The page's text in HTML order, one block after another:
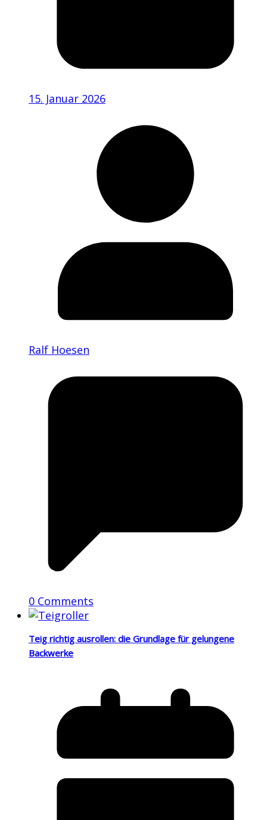
15. Januar 2026
Ralf Hoesen
0 Comments
Teig richtig ausrollen: die Grundlage für gelungene
Backwerke